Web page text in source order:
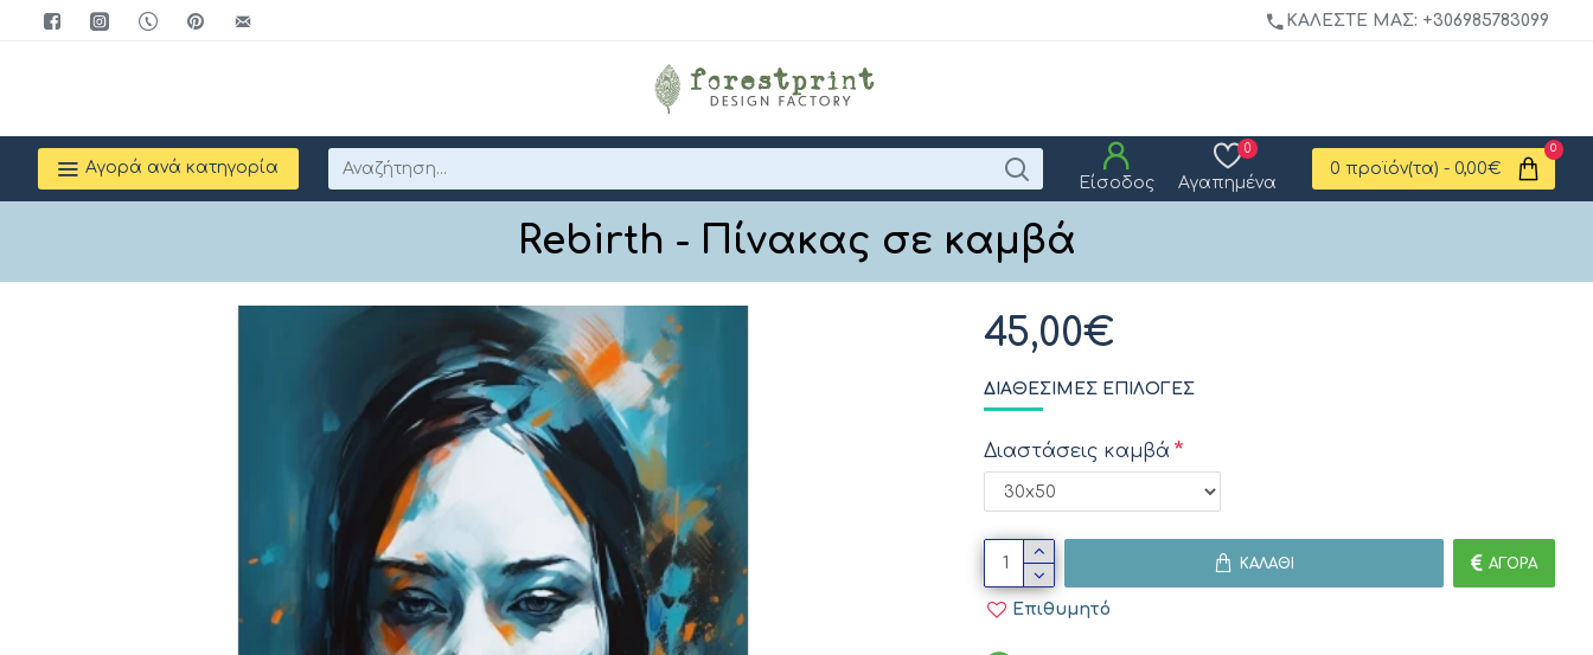
ΚΑΛΈΣΤΕ ΜΑΣ: +306985783099
Αγορά ανά κατηγορία
Είσοδος
Αγαπημένα
0
0 προϊόν(τα) - 0,00€
0
Rebirth - Πίνακας σε καμβά
45,00€
ΔΙΑΘΈΣΙΜΕΣ ΕΠΙΛΟΓΈΣ
Διαστάσεις καμβά
ΚΑΛΆΘΙ ΑΓΟΡΆ
Επιθυμητό